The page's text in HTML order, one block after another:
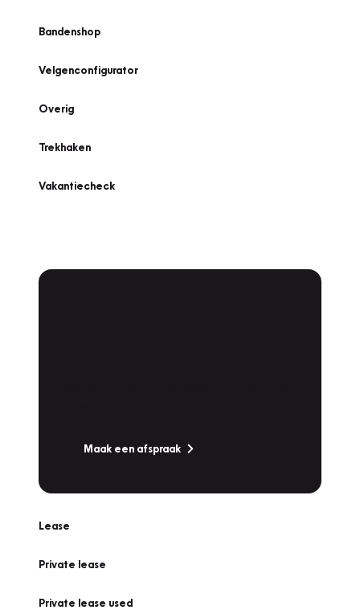
Bandenshop
Velgenconfigurator
Overig
Trekhaken
Vakantiecheck
Maak een afspraak
Lease
Private lease
Private lease used